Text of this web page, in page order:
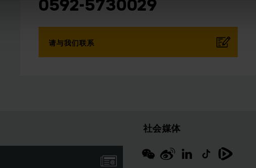
0592-5730029
请与我们联系
社会媒体